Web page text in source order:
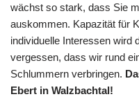
wächst so stark, dass Sie
auskommen. Kapazität für
individuelle Interessen wird
vergessen, dass wir rund
Schlummern verbringen.
Ebert in Walzbachtal!